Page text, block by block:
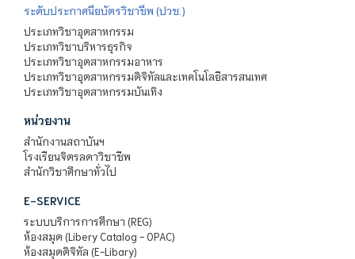
ระดับประกาศนียบัตรวิชาชีพ (ปวช.)
ประเภทวิชาอุตสาหกรรม
ประเภทวิชาบริหารธุรกิจ
ประเภทวิชาอุตสาหกรรมอาหาร
ประเภทวิชาอุตสาหกรรมดิจิทัลและเทคโนโลยีสารสนเทศ
ประเภทวิชาอุตสาหกรรมบันเทิง
หน่วยงาน
สำนักงานสถาบันฯ
โรงเรียนจิตรลดาวิชาชีพ
สำนักวิชาศึกษาทั่วไป
E-SERVICE
ระบบบริการการศึกษา (REG)
ห้องสมุด (Libery Catalog - OPAC)
ห้องสมุดดิจิทัล (E-Libary)